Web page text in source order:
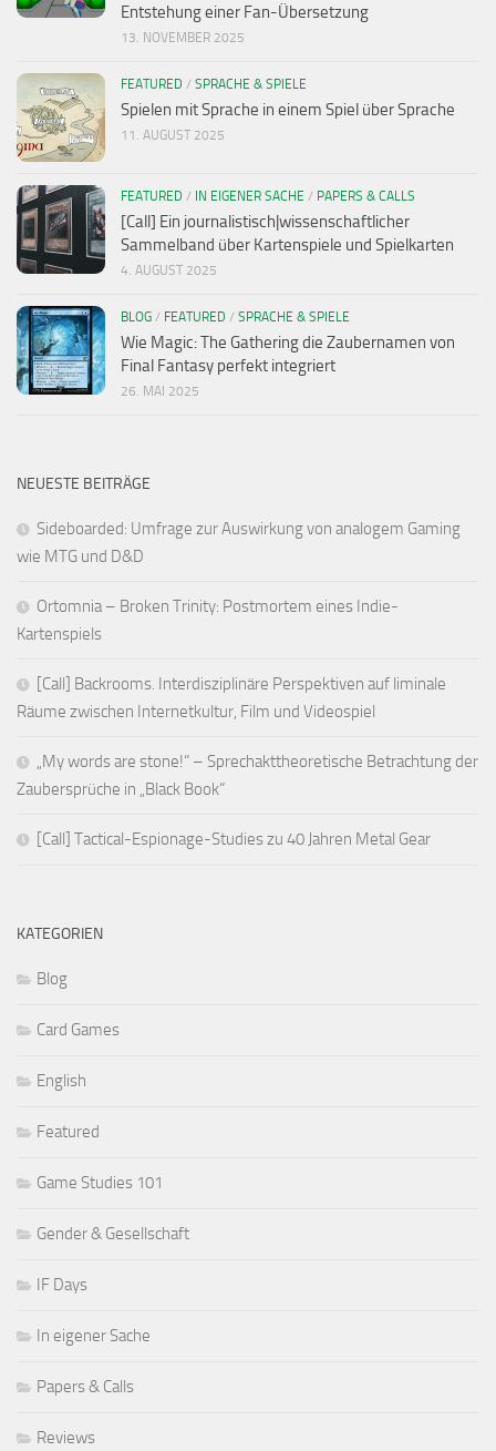
Entstehung einer Fan-Übersetzung
13. NOVEMBER 2025
FEATURED / SPRACHE & SPIELE
Spielen mit Sprache in einem Spiel über Sprache
11. AUGUST 2025
FEATURED / IN EIGENER SACHE / PAPERS & CALLS
[Call] Ein journalistisch|wissenschaftlicher
Sammelband über Kartenspiele und Spielkarten
4. AUGUST 2025
BLOG / FEATURED / SPRACHE & SPIELE
Wie Magic: The Gathering die Zaubernamen von
Final Fantasy perfekt integriert
26. MAI 2025
NEUESTE BEITRÄGE
Sideboarded: Umfrage zur Auswirkung von analogem Gaming
wie MTG und D&D
Ortomnia – Broken Trinity: Postmortem eines Indie-
Kartenspiels
[Call] Backrooms. Interdisziplinäre Perspektiven auf liminale
Räume zwischen Internetkultur, Film und Videospiel
„My words are stone!“ – Sprechakttheoretische Betrachtung der
Zaubersprüche in „Black Book“
[Call] Tactical-Espionage-Studies zu 40 Jahren Metal Gear
KATEGORIEN
Blog
Card Games
English
Featured
Game Studies 101
Gender & Gesellschaft
IF Days
In eigener Sache
Papers & Calls
Reviews